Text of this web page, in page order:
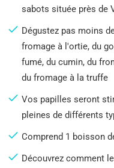
sabots située près de
Dégustez pas moins
fromage à l'ortie, du
fumé, du cumin, du
du fromage à la truffe
Vos papilles seront
pleines de différents
Comprend 1 boisson
Découvrez comment